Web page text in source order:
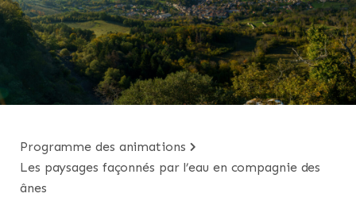
programme des animations
les paysages façonnés par l’eau en compagnie des
ânes